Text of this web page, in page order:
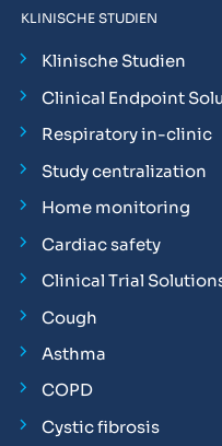
KLINISCHE STUDIEN
Klinische Studien
Clinical Endpoint
Respiratory in-clinic
Study centralization
Home monitoring
Cardiac safety
Clinical Trial
Cough
Asthma
COPD
Cystic fibrosis